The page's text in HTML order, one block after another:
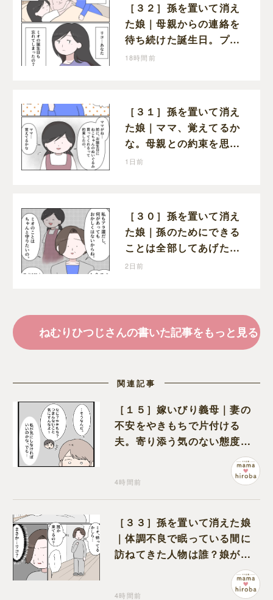
［３２］孫を置いて消え
た娘｜母親からの連絡を
待ち続けた誕生日。プレ
ゼントもお祝いの言葉も
18時間前
［３１］孫を置いて消え
た娘｜ママ、覚えてるか
な。母親との約束を思い
出し寂しそうな孫に胸が
1日前
［３０］孫を置いて消え
た娘｜孫のためにできる
ことは全部してあげた
い。孫を養子に迎えるこ
2日前
ねむりひつじさんの書いた記事をもっと見る
関連記事
［１５］嫁いびり義母｜妻の
不安をやきもちで片付ける
夫。寄り添う気のない態度に
4時間前
［３３］孫を置いて消えた娘
｜体調不良で眠っている間に
訪ねてきた人物は誰？娘が戻
ってきたのかと不安になる
4時間前